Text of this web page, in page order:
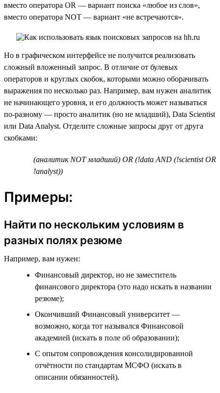
вместо оператора OR — вариант поиска «любое из слов»,
вместо оператора NOT — вариант «не встречаются».
Но в графическом интерфейсе не получится реализовать
сложный вложенный запрос. В отличие от булевых
операторов и круглых скобок, которыми можно оборачивать
выражения по несколько раз. Например, вам нужен аналитик
не начинающего уровня, и его должность может называться
по-разному — просто аналитик (но не младший), Data Scientist
или Data Analyst. Отделите сложные запросы друг от друга
скобками:
(аналитик NOT младший) OR (!data AND (!scientist OR
!analyst))
Примеры:
Найти по нескольким условиям в
разных полях резюме
Например, вам нужен:
Финансовый директор, но не заместитель
финансового директора (это надо искать в названии
резюме);
Окончивший Финансовый университет —
возможно, когда тот назывался Финансовой
академией (искать в поле об образовании);
С опытом сопровождения консолидированной
отчётности по стандартам МСФО (искать в
описании обязанностей).